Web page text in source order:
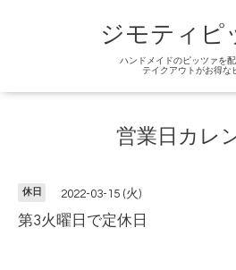
ジモティピ
ハンドメイドのピッツァを
テイクアウトがお得な
営業日カレ
休日 2022-03-15 (火)
第3火曜日で定休日